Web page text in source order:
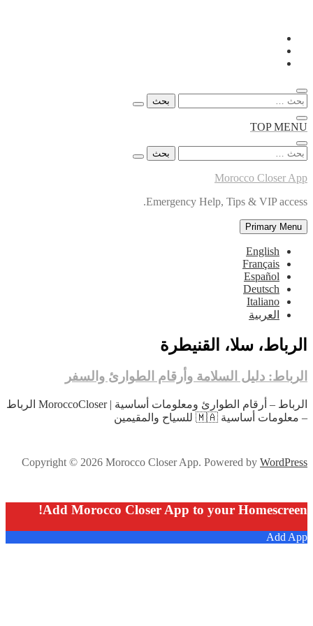
Skip
content
البحث
TOP MENU
البحث
Morocco Closer App
Emergency Help, Tips & VIP access.
Primary Menu
English
Français
Español
Deutsch
Italiano
العربية
الرباط، سلا، القنيطرة
الرباط: دليل السلامة وأرقام الطوارئ والسفر
الرباط – أرقام الطوارئ ومعلومات أساسية | MoroccoCloser الرباط
– معلومات أساسية 🇲🇦 للسياح والمقيمين
Copyright © 2026 Morocco Closer App. Powered by WordPress
Add Morocco Closer App to your Homescreen!
Add App